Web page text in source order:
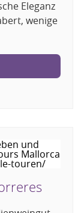
Eleganz
wenige